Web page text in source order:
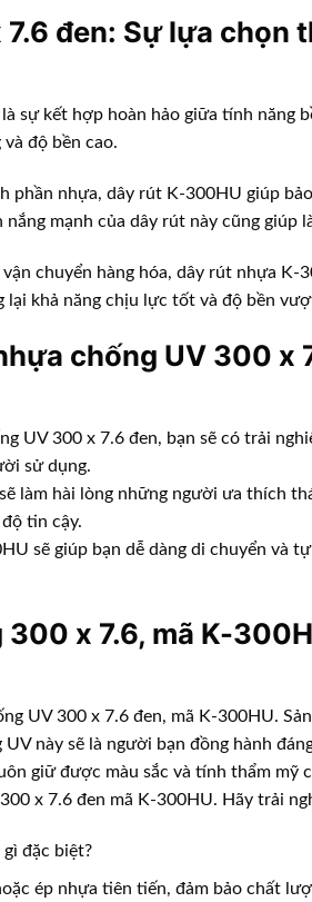
đen: Sự lựa
sự kết hợp hoàn hảo giữa tính năng
độ bền cao.
nhựa, dây rút K-300HU giúp
mạnh của dây rút này cũng
chuyển hàng hóa, dây rút nhựa K-
khả năng chịu lực tốt và độ bền
chống UV 300 x
UV 300 x 7.6 đen, bạn sẽ có trải
sử dụng.
làm hài lòng những người ưa thích
tin cậy.
sẽ giúp bạn dễ dàng di chuyển và
x 7.6, mã K-
UV 300 x 7.6 đen, mã K-300HU.
UV này sẽ là người bạn đồng hành
giữ được màu sắc và tính thẩm
x 7.6 đen mã K-300HU. Hãy trải
đặc biệt?
ép nhựa tiên tiến, đảm bảo chất